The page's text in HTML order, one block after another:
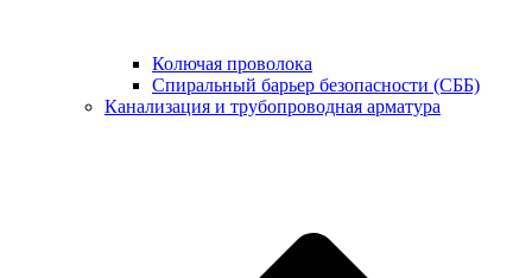
Колючая проволока
Спиральный барьер безопасности (СББ)
Канализация и трубопроводная арматура